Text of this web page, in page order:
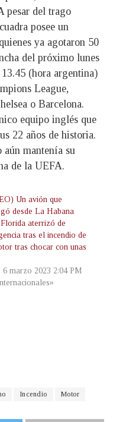
pesar del trago
posee un
ya agotaron 50
del próximo lunes
(hora argentina)
League,
o Barcelona.
equipo inglés que
22 años de historia.
aún mantenía su
de la UEFA.
Un avión que
desde La Habana
aterrizó de
tras el incendio de
tras chocar con unas
6 marzo 2023 2:04 PM
Incendio Motor